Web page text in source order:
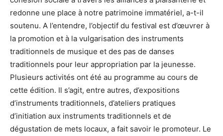
redonne une place à notre patrimoine immatériel, a-t-il
soutenu. A l’entendre, l’objectif du festival est d’œuvrer à
la promotion et à la vulgarisation des instruments
traditionnels de musique et des pas de danses
traditionnels pour leur appropriation par la jeunesse.
Plusieurs activités ont été au programme au cours de
cette édition. Il s’agit, entre autres, d’expositions
d’instruments traditionnels, d’ateliers pratiques
d’initiation aux instruments traditionnels et de
dégustation de mets locaux, a fait savoir le promoteur. Le